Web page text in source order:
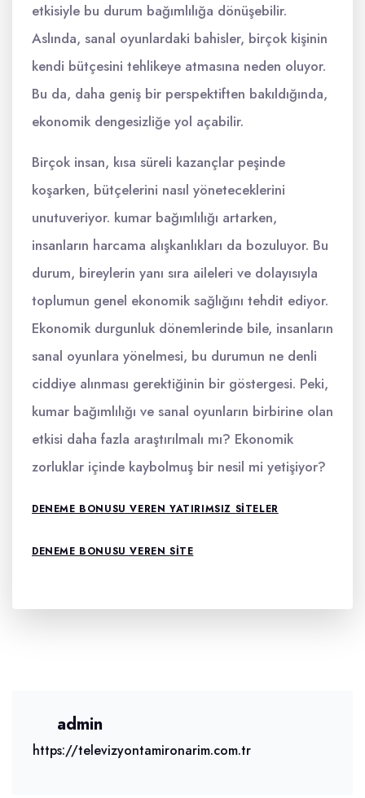
etkisiyle bu durum bağımlılığa dönüşebilir.
Aslında, sanal oyunlardaki bahisler, birçok kişinin
kendi bütçesini tehlikeye atmasına neden oluyor.
Bu da, daha geniş bir perspektiften bakıldığında,
ekonomik dengesizliğe yol açabilir.
Birçok insan, kısa süreli kazançlar peşinde
koşarken, bütçelerini nasıl yöneteceklerini
unutuveriyor. kumar bağımlılığı artarken,
insanların harcama alışkanlıkları da bozuluyor. Bu
durum, bireylerin yanı sıra aileleri ve dolayısıyla
toplumun genel ekonomik sağlığını tehdit ediyor.
Ekonomik durgunluk dönemlerinde bile, insanların
sanal oyunlara yönelmesi, bu durumun ne denli
ciddiye alınması gerektiğinin bir göstergesi. Peki,
kumar bağımlılığı ve sanal oyunların birbirine olan
etkisi daha fazla araştırılmalı mı? Ekonomik
zorluklar içinde kaybolmuş bir nesil mi yetişiyor?
DENEME BONUSU VEREN YATIRIMSIZ SITELER
DENEME BONUSU VEREN SITE
admin
https://televizyontamironarim.com.tr